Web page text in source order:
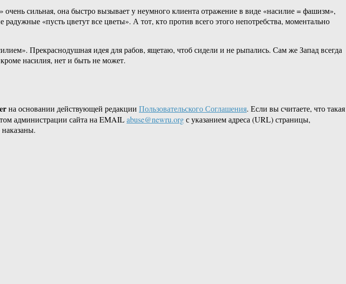
сильная, она быстро вызывает у неумного клиента отражение в виде «насилие = фашизм»,
«пусть цветут все цветы». А тот, кто против всего этого непотребства, моментально
Прекраснодушная идея для рабов, ящетаю, чтоб сидели и не рыпались. Сам же Запад всегда
насилия, нет и быть не может.
на основании действующей редакции Пользовательского Соглашения. Если вы считаете, что такая
администрации сайта на EMAILabuse@newru.orgс указанием адреса (URL) страницы,